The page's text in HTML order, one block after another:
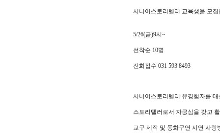
시니어스토리텔러 교육생을 모집
5/26(금)9시~
선착순 10명
전화접수 031 593 8493
시니어스토리텔러 유경험자를 대
스토리텔러로서 자긍심을 갖고
교구 제작 및 동화구연 시연 사랑